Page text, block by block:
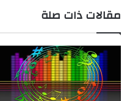
مقالات ذات صلة